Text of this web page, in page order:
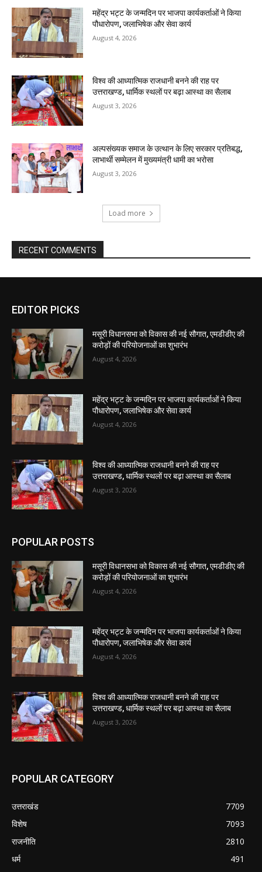
EDITOR PICKS
मसूरी विधानसभा को विकास की नई सौगात, एमडीडीए की
करोड़ों की परियोजनाओं का शुभारंभ
August 4, 2026
महेंद्र भट्ट के जन्मदिन पर भाजपा कार्यकर्ताओं ने किया
पौधारोपण, जलाभिषेक और सेवा कार्य
August 4, 2026
विश्व की आध्यात्मिक राजधानी बनने की राह पर
उत्तराखण्ड, धार्मिक स्थलों पर बढ़ा आस्था का सैलाब
August 3, 2026
POPULAR POSTS
मसूरी विधानसभा को विकास की नई सौगात, एमडीडीए की
करोड़ों की परियोजनाओं का शुभारंभ
August 4, 2026
महेंद्र भट्ट के जन्मदिन पर भाजपा कार्यकर्ताओं ने किया
पौधारोपण, जलाभिषेक और सेवा कार्य
August 4, 2026
विश्व की आध्यात्मिक राजधानी बनने की राह पर
उत्तराखण्ड, धार्मिक स्थलों पर बढ़ा आस्था का सैलाब
August 3, 2026
POPULAR CATEGORY
उत्तराखंड
7709
विशेष
7093
राजनीति
2810
धर्म
491